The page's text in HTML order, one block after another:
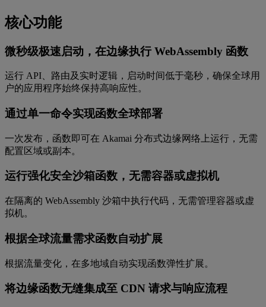
核心功能
微秒级极速启动，在边缘执行 WebAssembly 函数
运行 API、路由及实时逻辑，启动时间低于毫秒，确保全球用
户的应用程序始终保持高响应性。
通过单一命令实现函数全球部署
一次发布，函数即可在 Akamai 分布式边缘网络上运行，无需
配置区域或副本。
运行强化安全沙箱函数，无需容器或虚拟机
在隔离的 WebAssembly 沙箱中执行代码，无需管理容器或虚
拟机。
根据全球流量需求函数自动扩展
根据流量变化，在多地域自动实现函数弹性扩展。
将边缘函数无缝集成至 CDN 请求与响应流程